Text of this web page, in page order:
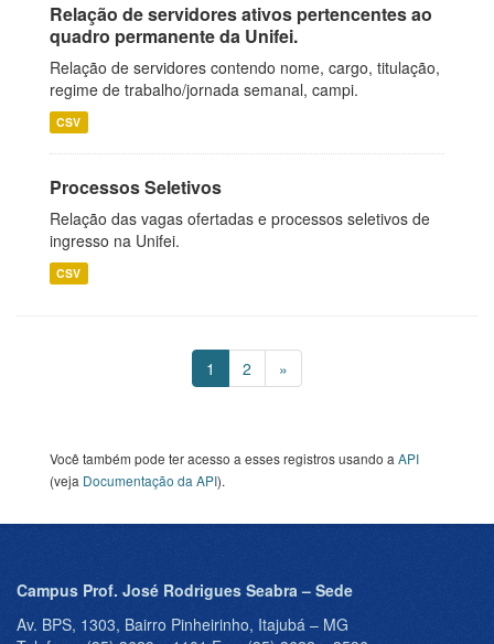
Relação de servidores ativos pertencentes ao
quadro permanente da Unifei.
Relação de servidores contendo nome, cargo, titulação,
regime de trabalho/jornada semanal, campi.
CSV
Processos Seletivos
Relação das vagas ofertadas e processos seletivos de
ingresso na Unifei.
CSV
1 2 »
Você também pode ter acesso a esses registros usando a API
(veja Documentação da API).
Campus Prof. José Rodrigues Seabra – Sede
Av. BPS, 1303, Bairro Pinheirinho, Itajubá – MG